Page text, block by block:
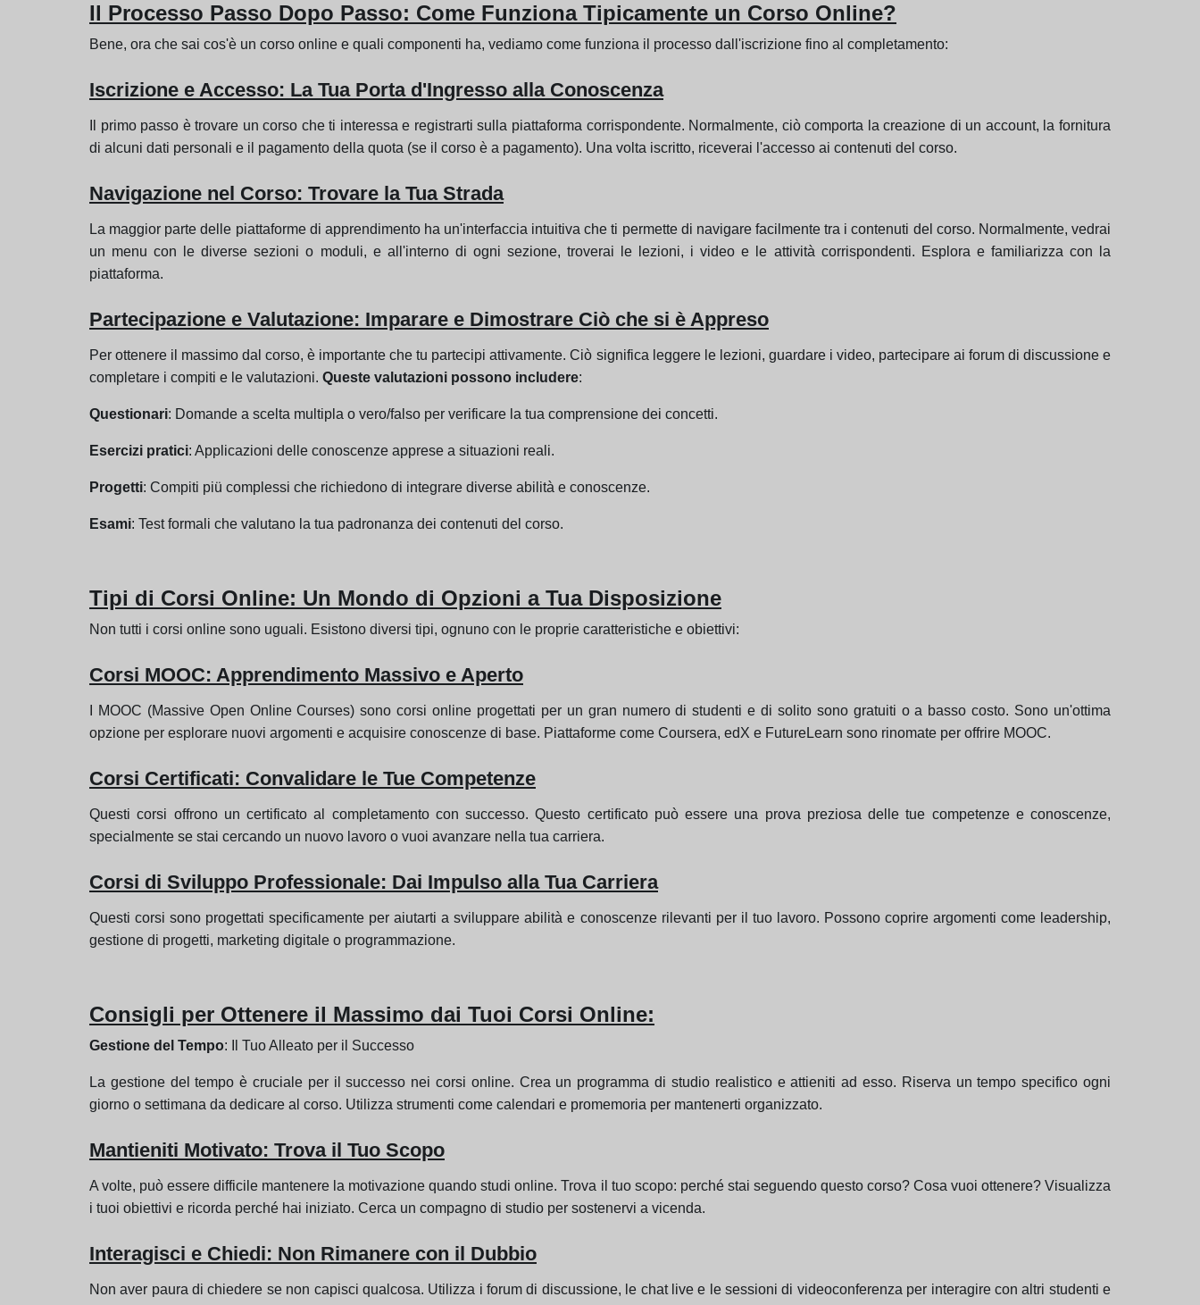
Il Processo Passo Dopo Passo: Come Funziona Tipicamente un Corso Online?
Bene, ora che sai cos'è un corso online e quali componenti ha, vediamo come funziona il processo dall'iscrizione fino al completamento:
Iscrizione e Accesso: La Tua Porta d'Ingresso alla Conoscenza
Il primo passo è trovare un corso che ti interessa e registrarti sulla piattaforma corrispondente. Normalmente, ciò comporta la creazione di un account, la fornitura
di alcuni dati personali e il pagamento della quota (se il corso è a pagamento). Una volta iscritto, riceverai l'accesso ai contenuti del corso.
Navigazione nel Corso: Trovare la Tua Strada
La maggior parte delle piattaforme di apprendimento ha un'interfaccia intuitiva che ti permette di navigare facilmente tra i contenuti del corso. Normalmente, vedrai
un menu con le diverse sezioni o moduli, e all'interno di ogni sezione, troverai le lezioni, i video e le attività corrispondenti. Esplora e familiarizza con la
piattaforma.
Partecipazione e Valutazione: Imparare e Dimostrare Ciò che si è Appreso
Per ottenere il massimo dal corso, è importante che tu partecipi attivamente. Ciò significa leggere le lezioni, guardare i video, partecipare ai forum di discussione e
completare i compiti e le valutazioni. Queste valutazioni possono includere:
Questionari: Domande a scelta multipla o vero/falso per verificare la tua comprensione dei concetti.
Esercizi pratici: Applicazioni delle conoscenze apprese a situazioni reali.
Progetti: Compiti piü complessi che richiedono di integrare diverse abilità e conoscenze.
Esami: Test formali che valutano la tua padronanza dei contenuti del corso.
Tipi di Corsi Online: Un Mondo di Opzioni a Tua Disposizione
Non tutti i corsi online sono uguali. Esistono diversi tipi, ognuno con le proprie caratteristiche e obiettivi:
Corsi MOOC: Apprendimento Massivo e Aperto
I MOOC (Massive Open Online Courses) sono corsi online progettati per un gran numero di studenti e di solito sono gratuiti o a basso costo. Sono un'ottima
opzione per esplorare nuovi argomenti e acquisire conoscenze di base. Piattaforme come Coursera, edX e FutureLearn sono rinomate per offrire MOOC.
Corsi Certificati: Convalidare le Tue Competenze
Questi corsi offrono un certificato al completamento con successo. Questo certificato può essere una prova preziosa delle tue competenze e conoscenze,
specialmente se stai cercando un nuovo lavoro o vuoi avanzare nella tua carriera.
Corsi di Sviluppo Professionale: Dai Impulso alla Tua Carriera
Questi corsi sono progettati specificamente per aiutarti a sviluppare abilità e conoscenze rilevanti per il tuo lavoro. Possono coprire argomenti come leadership,
gestione di progetti, marketing digitale o programmazione.
Consigli per Ottenere il Massimo dai Tuoi Corsi Online:
Gestione del Tempo: Il Tuo Alleato per il Successo
La gestione del tempo è cruciale per il successo nei corsi online. Crea un programma di studio realistico e attieniti ad esso. Riserva un tempo specifico ogni
giorno o settimana da dedicare al corso. Utilizza strumenti come calendari e promemoria per mantenerti organizzato.
Mantieniti Motivato: Trova il Tuo Scopo
A volte, può essere difficile mantenere la motivazione quando studi online. Trova il tuo scopo: perché stai seguendo questo corso? Cosa vuoi ottenere? Visualizza
i tuoi obiettivi e ricorda perché hai iniziato. Cerca un compagno di studio per sostenervi a vicenda.
Interagisci e Chiedi: Non Rimanere con il Dubbio
Non aver paura di chiedere se non capisci qualcosa. Utilizza i forum di discussione, le chat live e le sessioni di videoconferenza per interagire con altri studenti e